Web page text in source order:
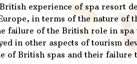
experience of spa resort
in terms of the nature
failure of the British role in
in other aspects of tourism
of British spas and their failure